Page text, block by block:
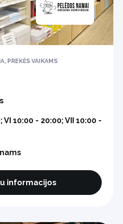
PREKĖS VAIKAMS
VI 10:00 - 20:00; VII 10:00 -
informacijos